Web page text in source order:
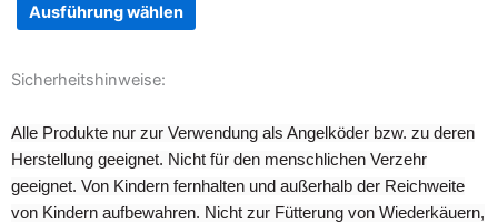
Ausführung wählen
Sicherheitshinweise:
Alle Produkte nur zur Verwendung als Angelköder bzw. zu deren
Herstellung geeignet. Nicht für den menschlichen Verzehr
geeignet. Von Kindern fernhalten und außerhalb der Reichweite
von Kindern aufbewahren. Nicht zur Fütterung von Wiederkäuern,